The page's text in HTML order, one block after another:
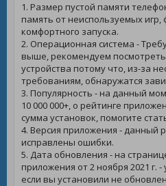
1. Размер пустой памяти
память от неиспользуемых
комфортного запуска.
2. Операционная система -
выше, рекомендуем
устройства потому что, из-за
требованиям, обнаружатся
3. Популярность - на данный
10 000 000+, о рейтинге
сумма установок, помогите
4. Версия приложения - данный
исправлены ошибки.
5. Дата обновления - на
приложения от 2 ноября 2021 г.
если вы установили не